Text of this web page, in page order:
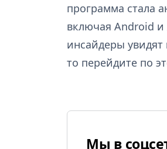
программа стала
включая Android
инсайдеры
то перейдите по
Мы в